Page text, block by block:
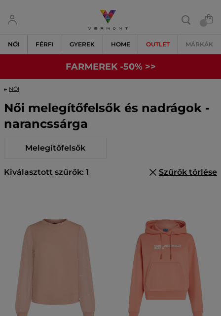
NŐI FÉRFI GYEREK HOME OUTLET MÁRKÁK
FARMEREK -50% >>
NŐI
Női melegítőfelsők és nadrágok -
narancssárga
Melegítőfelsők
Kiválasztott szűrők: 1 Szűrők törlése